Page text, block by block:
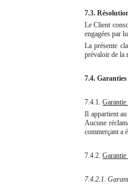
7.3.
Le Client
engagées par
La présente
prévaloir de la
7.4. Garanties
7.4.1.Garantie
Il appartient
Aucune
commerçant a
7.4.2.Garantie
7.4.2.1.